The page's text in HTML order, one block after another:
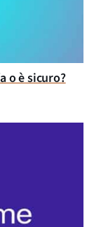
o è sicuro?